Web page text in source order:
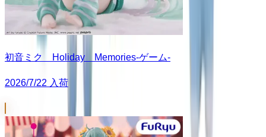
初音ミク Holiday Memories-ゲーム-
2026/7/22 入荷